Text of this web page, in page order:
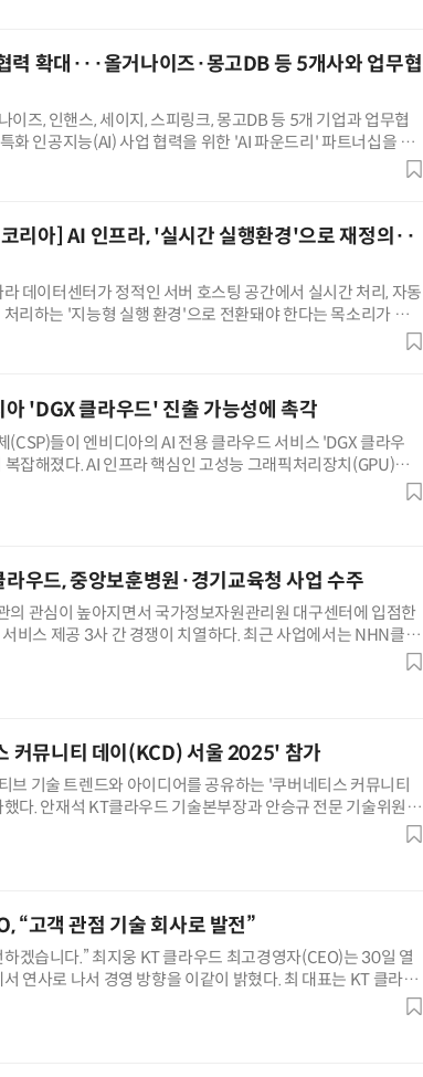
력 확대···올거나이즈·몽고DB 등 5개사와 업무협
이즈, 인핸스, 세이지, 스피링크, 몽고DB 등 5개 기업과 업무협
화 인공지능(AI) 사업 협력을 위한 'AI 파운드리' 파트너십을 확
거나이즈) △이커머스(인핸스) △제조·산
리아] AI 인프라, '실시간 실행환경'으로 재정의··
데이터센터가 정적인 서버 호스팅 공간에서 실시간 처리, 자동
리하는 '지능형 실행 환경'으로 전환돼야 한다는 목소리가 나왔
서밋 코리아' 트랙1 세션에서는 전력·냉
'DGX 클라우드' 진출 가능성에 촉각
(CSP)들이 엔비디아의 AI 전용 클라우드 서비스 'DGX 클라우
잡해졌다. AI 인프라 핵심인 고성능 그래픽처리장치(GPU)를
까지 진출한 만큼, 국내 CSP들은 기술 협력과
우드, 중앙보훈병원·경기교육청 사업 수주
의 관심이 높아지면서 국가정보자원관리원 대구센터에 입점한
비스 제공 3사 간 경쟁이 치열하다. 최근 사업에서는 NHN클라
는 모양새다. 22일 업계에 따르면, NHN클라우드는
커뮤니티 데이(KCD) 서울 2025' 참가
브 기술 트렌드와 아이디어를 공유하는 '쿠버네티스 커뮤니티
다. 안재석 KT클라우드 기술본부장과 안승규 전문 기술위원이
시대의 클라우드 네이티브 인프라 발전 방향과 오
“고객 관점 기술 회사로 발전”
겠습니다.” 최지웅 KT 클라우드 최고경영자(CEO)는 30일 열
연사로 나서 경영 방향을 이같이 밝혔다. 최 대표는 KT 클라우
과 인공지능(AI) 데이터센터(DC)